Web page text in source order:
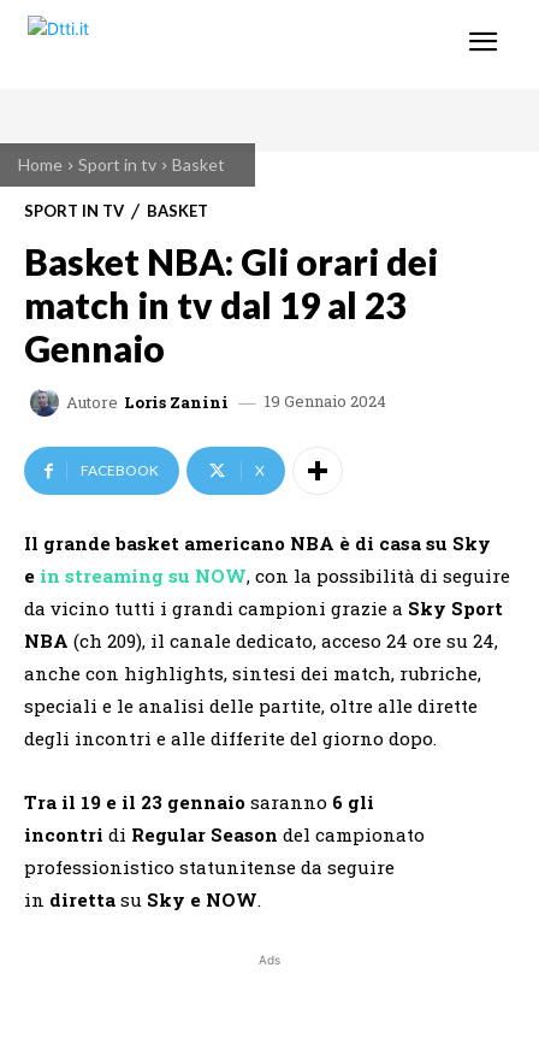
Home Sport in tv Basket
SPORT IN TV BASKET
Basket NBA: Gli orari dei
match in tv dal 19 al 23
Gennaio
Autore Loris Zanini 19 Gennaio 2024
FACEBOOK X
Il grande basket americano NBA è di casa su Sky
e in streaming su NOW, con la possibilità di seguire
da vicino tutti i grandi campioni grazie a Sky Sport
NBA (ch 209), il canale dedicato, acceso 24 ore su 24,
anche con highlights, sintesi dei match, rubriche,
speciali e le analisi delle partite, oltre alle dirette
degli incontri e alle differite del giorno dopo.
Tra il 19 e il 23 gennaio saranno 6 gli
incontri di Regular Season del campionato
professionistico statunitense da seguire
in diretta su Sky e NOW.
Ads